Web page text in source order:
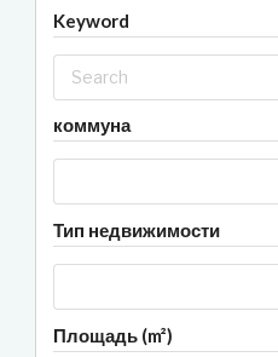
Keyword
коммуна
Тип недвижимости
Площадь (m²)